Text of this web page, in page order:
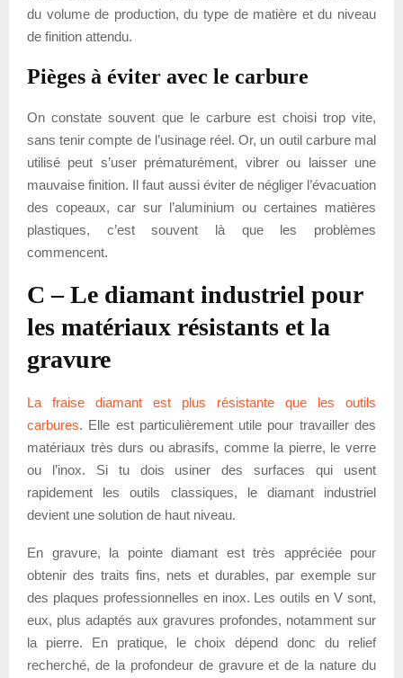
du volume de production, du type de matière et du niveau
de finition attendu.
Pièges à éviter avec le carbure
On constate souvent que le carbure est choisi trop vite,
sans tenir compte de l’usinage réel. Or, un outil carbure mal
utilisé peut s’user prématurément, vibrer ou laisser une
mauvaise finition. Il faut aussi éviter de négliger l’évacuation
des copeaux, car sur l’aluminium ou certaines matières
plastiques, c’est souvent là que les problèmes
commencent.
C – Le diamant industriel pour
les matériaux résistants et la
gravure
La fraise diamant est plus résistante que les outils
carbures. Elle est particulièrement utile pour travailler des
matériaux très durs ou abrasifs, comme la pierre, le verre
ou l’inox. Si tu dois usiner des surfaces qui usent
rapidement les outils classiques, le diamant industriel
devient une solution de haut niveau.
En gravure, la pointe diamant est très appréciée pour
obtenir des traits fins, nets et durables, par exemple sur
des plaques professionnelles en inox. Les outils en V sont,
eux, plus adaptés aux gravures profondes, notamment sur
la pierre. En pratique, le choix dépend donc du relief
recherché, de la profondeur de gravure et de la nature du